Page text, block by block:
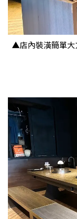
▲店內裝潢簡單大